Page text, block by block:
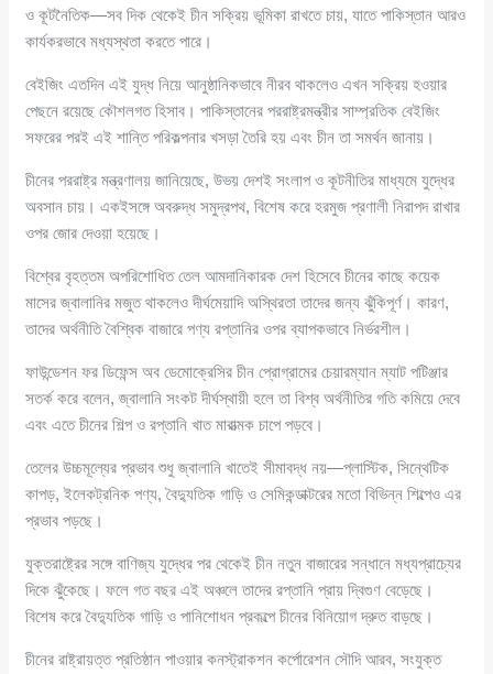
ও কূটনৈতিক—সব দিক থেকেই চীন সক্রিয় ভূমিকা রাখতে চায়, যাতে পাকিস্তান আরও
কার্যকরভাবে মধ্যস্থতা করতে পারে।
বেইজিং এতদিন এই যুদ্ধ নিয়ে আনুষ্ঠানিকভাবে নীরব থাকলেও এখন সক্রিয় হওয়ার
পেছনে রয়েছে কৌশলগত হিসাব। পাকিস্তানের পররাষ্ট্রমন্ত্রীর সাম্প্রতিক বেইজিং
সফরের পরই এই শান্তি পরিকল্পনার খসড়া তৈরি হয় এবং চীন তা সমর্থন জানায়।
চীনের পররাষ্ট্র মন্ত্রণালয় জানিয়েছে, উভয় দেশই সংলাপ ও কূটনীতির মাধ্যমে যুদ্ধের
অবসান চায়। একইসঙ্গে অবরুদ্ধ সমুদ্রপথ, বিশেষ করে হরমুজ প্রণালী নিরাপদ রাখার
ওপর জোর দেওয়া হয়েছে।
বিশ্বের বৃহত্তম অপরিশোধিত তেল আমদানিকারক দেশ হিসেবে চীনের কাছে কয়েক
মাসের জ্বালানির মজুত থাকলেও দীর্ঘমেয়াদি অস্থিরতা তাদের জন্য ঝুঁকিপূর্ণ। কারণ,
তাদের অর্থনীতি বৈশ্বিক বাজারে পণ্য রপ্তানির ওপর ব্যাপকভাবে নির্ভরশীল।
ফাউন্ডেশন ফর ডিফেন্স অব ডেমোক্রেসির চীন প্রোগ্রামের চেয়ারম্যান ম্যাট পটিঞ্জার
সতর্ক করে বলেন, জ্বালানি সংকট দীর্ঘস্থায়ী হলে তা বিশ্ব অর্থনীতির গতি কমিয়ে দেবে
এবং এতে চীনের শিল্প ও রপ্তানি খাত মারাত্মক চাপে পড়বে।
তেলের উচ্চমূল্যের প্রভাব শুধু জ্বালানি খাতেই সীমাবদ্ধ নয়—প্লাস্টিক, সিন্থেটিক
কাপড়, ইলেকট্রনিক পণ্য, বৈদ্যুতিক গাড়ি ও সেমিকন্ডাক্টরের মতো বিভিন্ন শিল্পেও এর
প্রভাব পড়ছে।
যুক্তরাষ্ট্রের সঙ্গে বাণিজ্য যুদ্ধের পর থেকেই চীন নতুন বাজারের সন্ধানে মধ্যপ্রাচ্যের
দিকে ঝুঁকেছে। ফলে গত বছর এই অঞ্চলে তাদের রপ্তানি প্রায় দ্বিগুণ বেড়েছে।
বিশেষ করে বৈদ্যুতিক গাড়ি ও পানিশোধন প্রকল্পে চীনের বিনিয়োগ দ্রুত বাড়ছে।
চীনের রাষ্ট্রায়ত্ত প্রতিষ্ঠান পাওয়ার কনস্ট্রাকশন কর্পোরেশন সৌদি আরব, সংযুক্ত